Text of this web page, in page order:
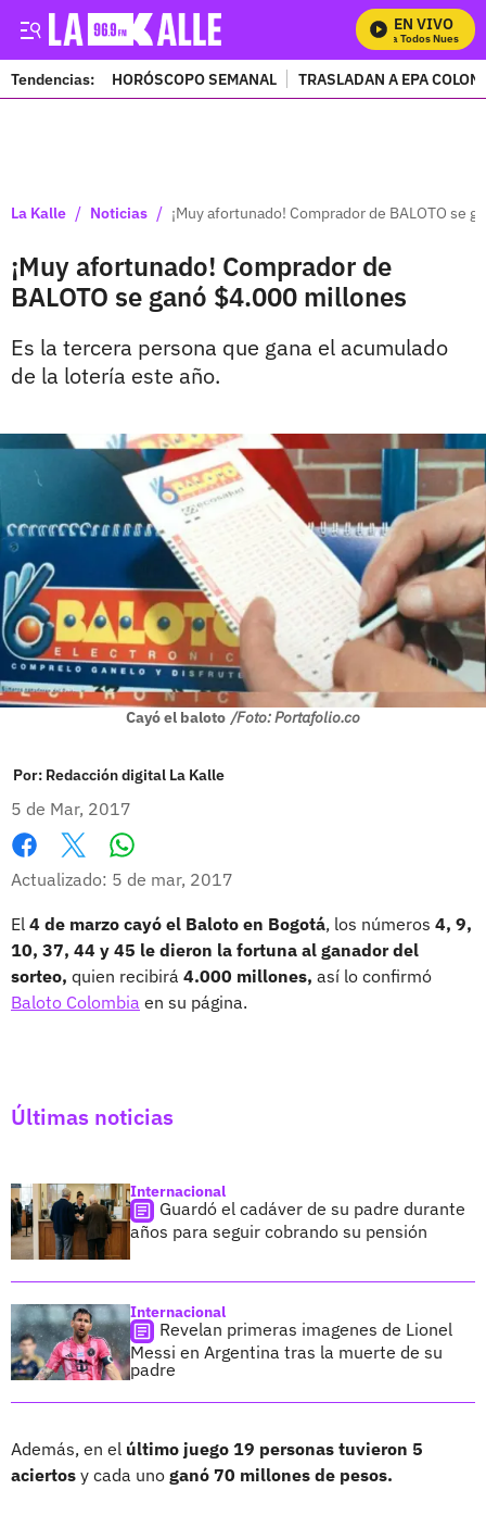
EN VIVO
Mira Todos Nuestros
Tendencias: HORÓSCOPO SEMANAL TRASLADAN A EPA
La Kalle / Noticias / ¡Muy afortunado! Comprador de BALOTO se
¡Muy afortunado! Comprador de
BALOTO se ganó $4.000 millones
Es la tercera persona que gana el acumulado
de la lotería este año.
Cayó el baloto /Foto: Portafolio.co
Por: Redacción digital La Kalle
5 de Mar, 2017
Facebook
X
Actualizado: 5 de mar, 2017
El 4 de marzo cayó el Baloto en Bogotá, los números 4, 9,
10, 37, 44 y 45 le dieron la fortuna al ganador del
sorteo, quien recibirá 4.000 millones, así lo confirmó
Baloto Colombia en su página.
Últimas noticias
Internacional
Guardó el cadáver de su padre durante
años para seguir cobrando su pensión
Internacional
Revelan primeras imagenes de Lionel
Messi en Argentina tras la muerte de su
padre
Además, en el último juego 19 personas tuvieron 5
aciertos y cada uno ganó 70 millones de pesos.